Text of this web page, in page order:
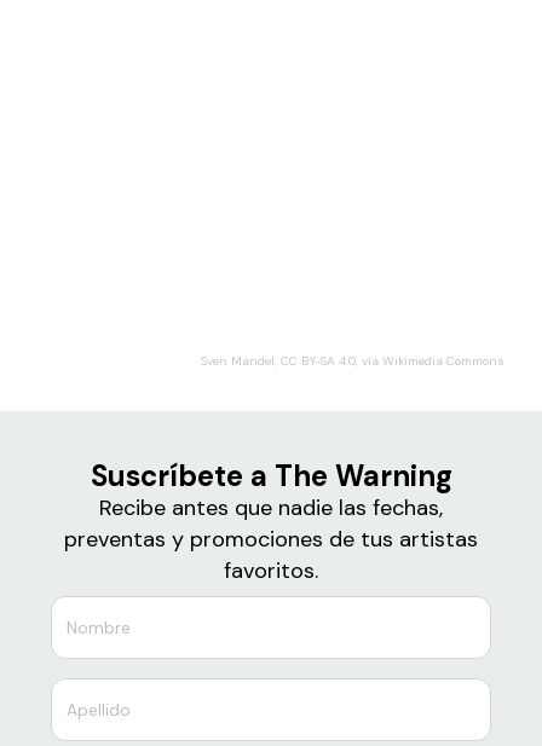
Sven Mandel, CC BY-SA 4.0, vía Wikimedia Commons
Suscríbete a The Warning
Recibe antes que nadie las fechas,
preventas y promociones de tus artistas
favoritos.